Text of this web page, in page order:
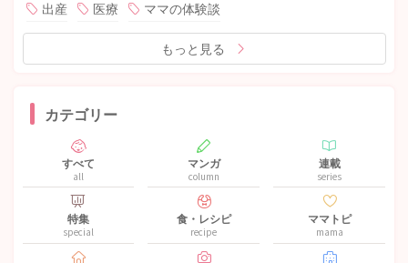
出産 医療 ママの体験談
もっと見る
カテゴリー
すべて
all
マンガ
column
連載
series
特集
special
食・レシピ
recipe
ママトピ
mama